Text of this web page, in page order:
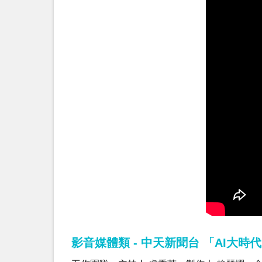
影音媒體類 - 中天新聞台 「AI大時